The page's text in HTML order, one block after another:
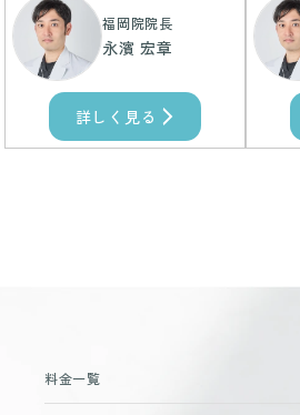
福岡院院長
永濱 宏章
詳しく見る
料金一覧